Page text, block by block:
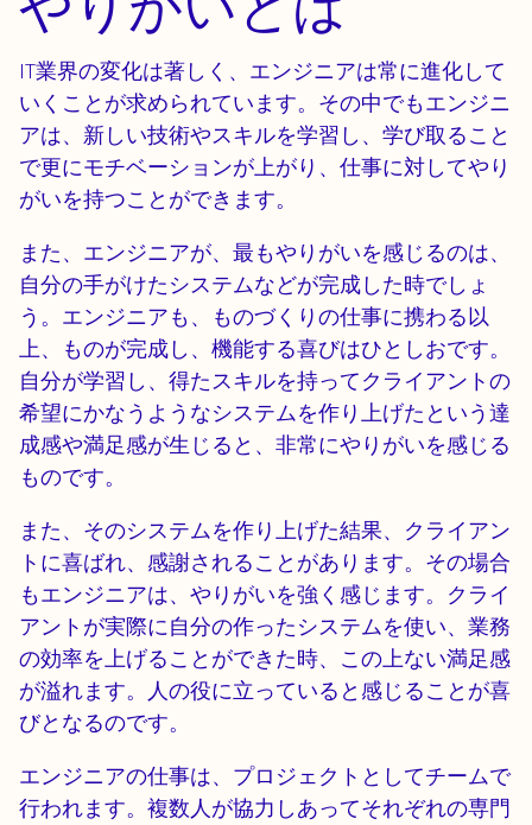
IT業界の変化は著しく、エンジニアは常に進化して
いくことが求められています。その中でもエンジニ
アは、新しい技術やスキルを学習し、学び取ること
で更にモチベーションが上がり、仕事に対してやり
がいを持つことができます。
また、エンジニアが、最もやりがいを感じるのは、
自分の手がけたシステムなどが完成した時でしょ
う。エンジニアも、ものづくりの仕事に携わる以
上、ものが完成し、機能する喜びはひとしおです。
自分が学習し、得たスキルを持ってクライアントの
希望にかなうようなシステムを作り上げたという達
成感や満足感が生じると、非常にやりがいを感じる
ものです。
また、そのシステムを作り上げた結果、クライアン
トに喜ばれ、感謝されることがあります。その場合
もエンジニアは、やりがいを強く感じます。クライ
アントが実際に自分の作ったシステムを使い、業務
の効率を上げることができた時、この上ない満足感
が溢れます。人の役に立っていると感じることが喜
びとなるのです。
エンジニアの仕事は、プロジェクトとしてチームで
行われます。複数人が協力しあってそれぞれの専門